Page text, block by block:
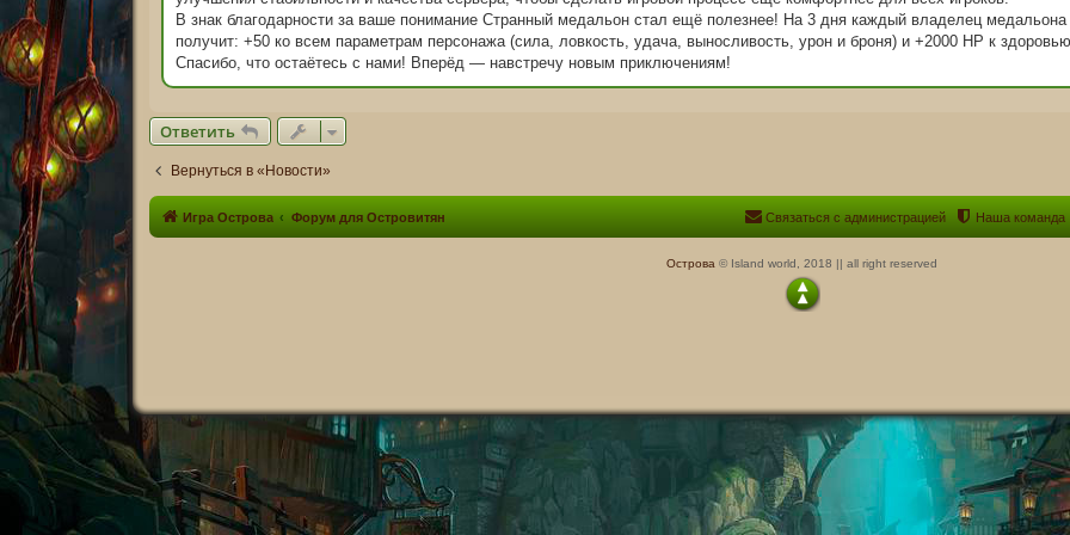
н
е
В знак благодарности за ваше понимание Странный медальон стал ещё полезнее! На 3 дня каждый владелец медальона
получит: +50 ко всем параметрам персонажа (сила, ловкость, удача, выносливость, урон и броня) и +2000 HP к здоровью.
Спасибо, что остаётесь с нами! Вперёд — навстречу новым приключениям!
Ответить
Вернуться в «Новости»
Игра Острова Форум для Островитян Наша команда
Связаться с администрацией
Острова © Island world, 2018 || all right reserved